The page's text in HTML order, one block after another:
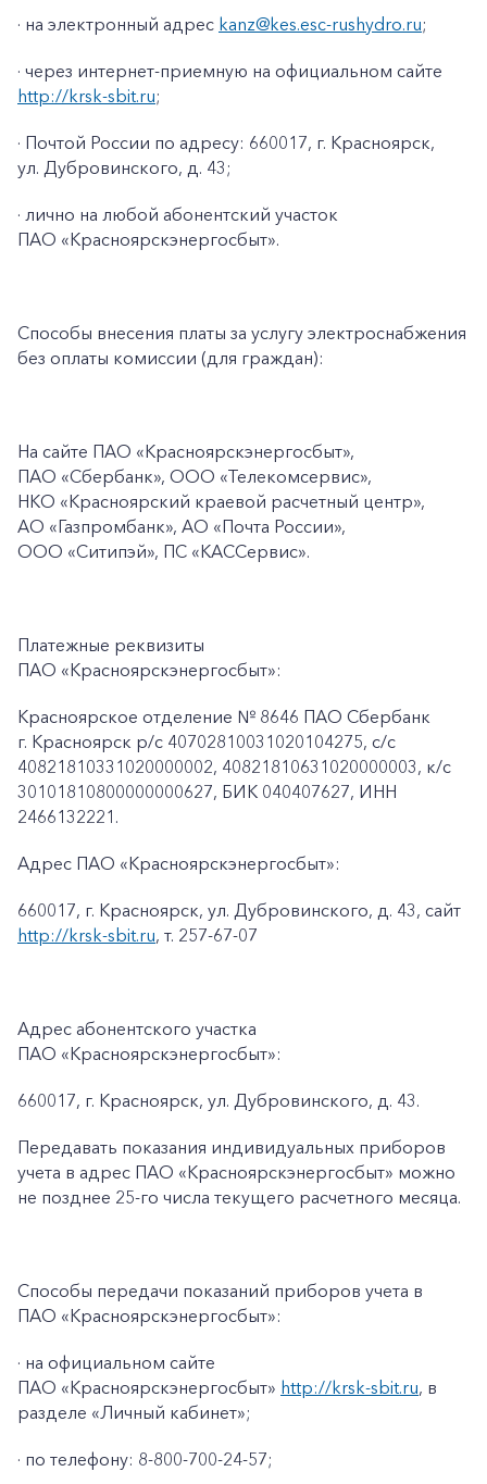
· на электронный адрес kanz@kes.esc-rushydro.ru;
· через интернет-приемную на официальном сайте
http://krsk-sbit.ru;
· Почтой России по адресу: 660017, г. Красноярск,
ул. Дубровинского, д. 43;
· лично на любой абонентский участок
ПАО «Красноярскэнергосбыт».
Способы внесения платы за услугу электроснабжения
без оплаты комиссии (для граждан):
На сайте ПАО «Красноярскэнергосбыт»,
ПАО «Сбербанк», ООО «Телекомсервис»,
НКО «Красноярский краевой расчетный центр»,
АО «Газпромбанк», АО «Почта России»,
ООО «Ситипэй», ПС «КАССервис».
Платежные реквизиты
ПАО «Красноярскэнергосбыт»:
Красноярское отделение № 8646 ПАО Сбербанк
г. Красноярск p/c 40702810031020104275, с/с
40821810331020000002, 40821810631020000003, к/c
30101810800000000627, БИК 040407627, ИНН
2466132221.
Адрес ПАО «Красноярскэнергосбыт»:
660017, г. Красноярск, ул. Дубровинского, д. 43, сайт
http://krsk-sbit.ru, т. 257-67-07
Адрес абонентского участка
ПАО «Красноярскэнергосбыт»:
660017, г. Красноярск, ул. Дубровинского, д. 43.
Передавать показания индивидуальных приборов
учета в адрес ПАО «Красноярскэнергосбыт» можно
не позднее 25-го числа текущего расчетного месяца.
Способы передачи показаний приборов учета в
ПАО «Красноярскэнергосбыт»:
· на официальном сайте
ПАО «Красноярскэнергосбыт» http://krsk-sbit.ru, в
разделе «Личный кабинет»;
· по телефону: 8-800-700-24-57;